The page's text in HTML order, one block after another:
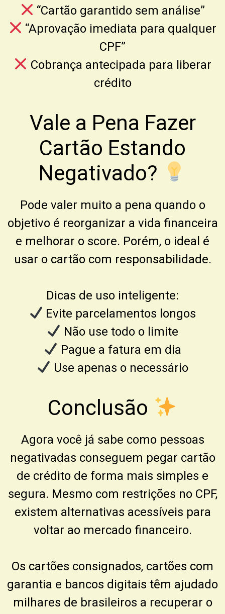
“Cartão garantido sem análise”
“Aprovação imediata para qualquer
CPF”
Cobrança antecipada para liberar
crédito
Vale a Pena Fazer
Cartão Estando
Negativado?
Pode valer muito a pena quando o
objetivo é reorganizar a vida financeira
e melhorar o score. Porém, o ideal é
usar o cartão com responsabilidade.
Dicas de uso inteligente:
Evite parcelamentos longos
Não use todo o limite
Pague a fatura em dia
Use apenas o necessário
Conclusão
Agora você já sabe como pessoas
negativadas conseguem pegar cartão
de crédito de forma mais simples e
segura. Mesmo com restrições no CPF,
existem alternativas acessíveis para
voltar ao mercado financeiro.
Os cartões consignados, cartões com
garantia e bancos digitais têm ajudado
milhares de brasileiros a recuperar o